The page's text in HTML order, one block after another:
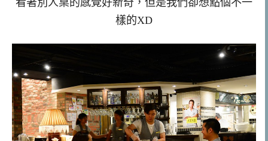
看著別人桌的感覺好新奇，但是我們卻想點個不一
樣的XD